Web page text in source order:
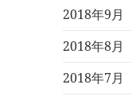
2018年9月
2018年8月
2018年7月